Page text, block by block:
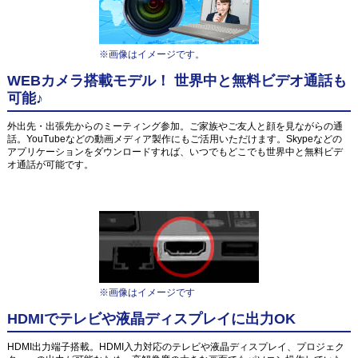
※画像はイメージです。
WEBカメラ搭載モデル！ 世界中と無料ビデオ通話も
可能♪
外出先・出張先からのミーティング参加。ご家族やご友人と顔を見ながらの通
話。YouTubeなどの動画メディア製作にもご活用いただけます。Skypeなどの
アプリケーションをダウンロードすれば、いつでもどこでも世界中と無料ビデ
オ通話が可能です。
※画像はイメージです
HDMIでテレビや液晶ディスプレイに出力OK
HDMI出力端子搭載。HDMI入力対応のテレビや液晶ディスプレイ、プロジェク